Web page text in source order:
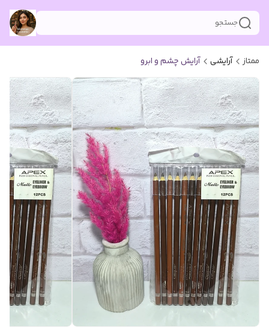
جستجو
ممتاز آرایشی آرایش چشم و ابرو